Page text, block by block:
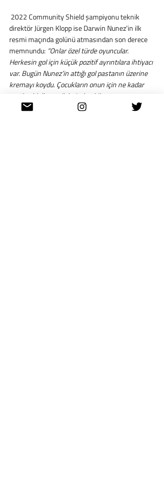
direktör Jürgen Klopp ise Darwin Nunez’in ilk
resmi maçında golünü atmasından son derece
memnundu: “Onlar özel türde oyuncular.
Herkesin gol için küçük pozitif ayrıntılara ihtiyacı
var. Bugün Nunez’in attığı gol pastanın üzerine
kremayı koydu. Çocukların onun için ne kadar
mutlu olduğunu yüzlerinden bile
görebiliyordunuz.”